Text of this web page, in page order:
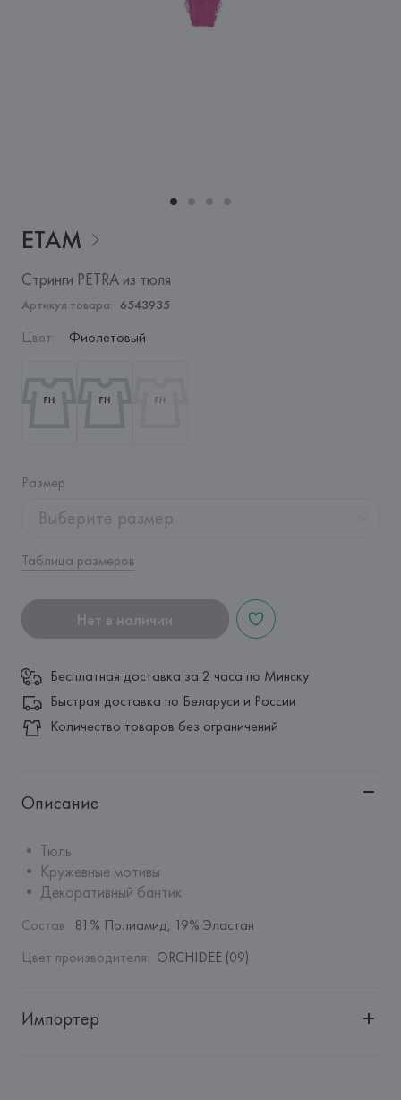
ETAM
Стринги PETRA из тюля
Артикул товара: 6543935
Цвет: Фиолетовый
Размер:
Выберите размер
Таблица размеров
Нет в наличии
Бесплатная доставка за 2 часа по Минску
Быстрая доставка по Беларуси и России
Количество товаров без ограничений
Описание
• Тюль
• Кружевные мотивы
• Декоративный бантик
Состав: 81% Полиамид, 19% Эластан
Цвет производителя: ORCHIDEE (09)
Импортер